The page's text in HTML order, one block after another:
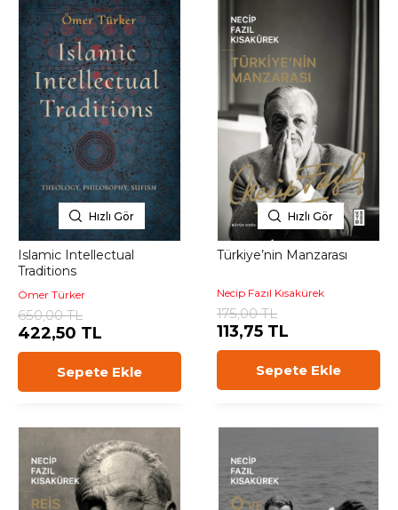
Hızlı Gör
Islamic Intellectual
Traditions
Ömer Türker
650,00 TL
422,50 TL
Sepete Ekle
Hızlı Gör
Türkiye’nin Manzarası
Necip Fazıl Kısakürek
175,00 TL
113,75 TL
Sepete Ekle